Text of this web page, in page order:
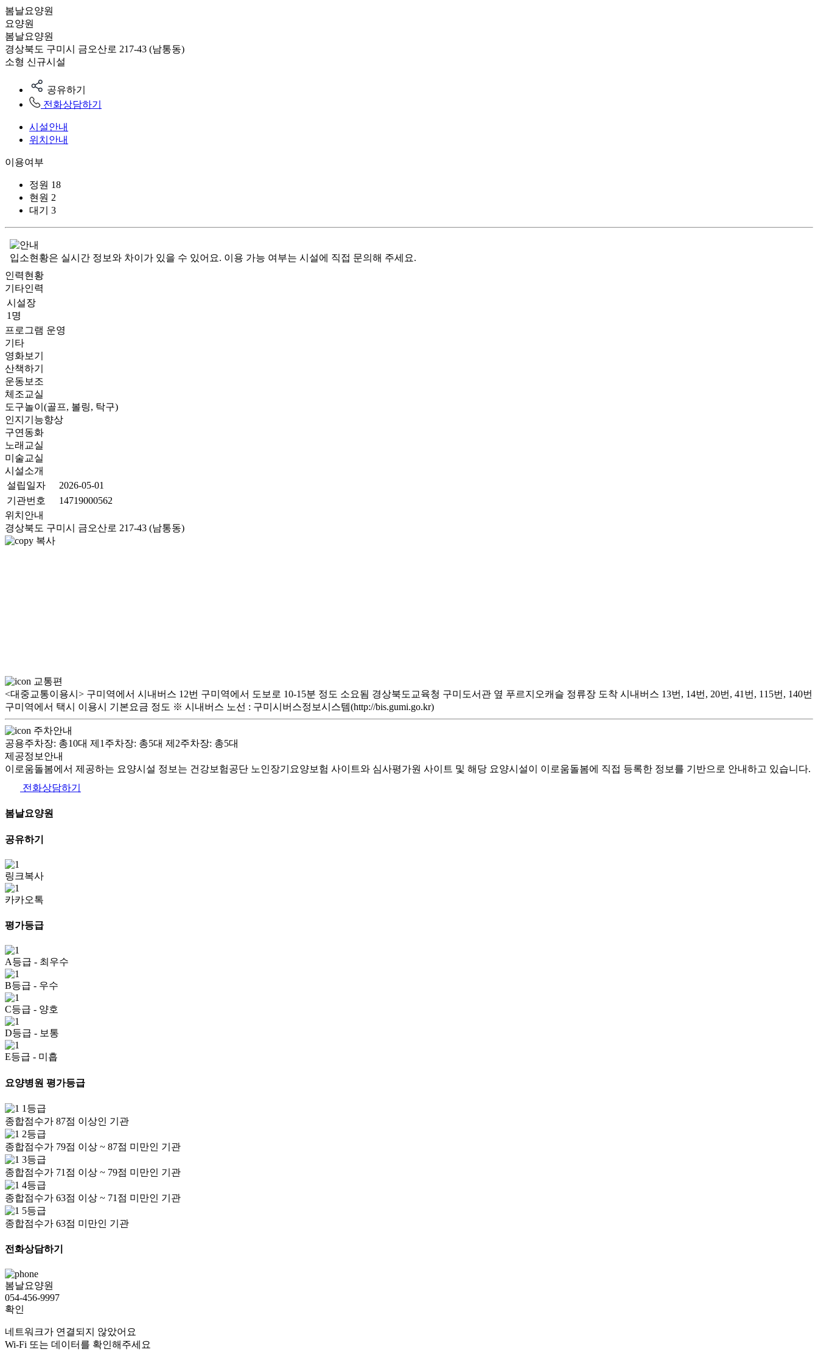
봄날요양원
요양원
봄날요양원
경상북도 구미시 금오산로 217-43 (남통동)
소형 신규시설
공유하기
전화상담하기
시설안내
위치안내
이용여부
정원 18
현원 2
대기
3
입소현황은 실시간 정보와 차이가 있을 수 있어요. 이용 가능 여부는 시설에 직접 문의해 주세요.
인력현황
기타인력
시설장
1명
프로그램 운영
기타
영화보기
산책하기
운동보조
체조교실
도구놀이(골프, 볼링, 탁구)
인지기능향상
구연동화
노래교실
미술교실
시설소개
설립일자
2026-05-01
기관번호
14719000562
위치안내
경상북도 구미시 금오산로 217-43 (남통동)
복사
교통편
<대중교통이용시> 구미역에서 시내버스 12번 구미역에서 도보로 10-15분 정도 소요됨 경상북도교육청 구미도서관 옆 푸르지오캐슬 정류장 도착 시내버스 13번, 14번, 20번, 41번, 115번, 140번
구미역에서 택시 이용시 기본요금 정도 ※ 시내버스 노선 : 구미시버스정보시스템(http://bis.gumi.go.kr)
주차안내
공용주차장: 총10대 제1주차장: 총5대 제2주차장: 총5대
제공정보안내
이로움돌봄에서 제공하는 요양시설 정보는 건강보험공단 노인장기요양보험 사이트와 심사평가원 사이트 및 해당 요양시설이 이로움돌봄에 직접 등록한 정보를 기반으로 안내하고 있습니다.
전화상담하기
봄날요양원
공유하기
링크복사
카카오톡
평가등급
A등급 - 최우수
B등급 - 우수
C등급 - 양호
D등급 - 보통
E등급 - 미흡
요양병원 평가등급
1등급
종합점수가 87점 이상인 기관
2등급
종합점수가 79점 이상 ~ 87점 미만인 기관
3등급
종합점수가 71점 이상 ~ 79점 미만인 기관
4등급
종합점수가 63점 이상 ~ 71점 미만인 기관
5등급
종합점수가 63점 미만인 기관
전화상담하기
봄날요양원
054-456-9997
확인
네트워크가 연결되지 않았어요
Wi-Fi 또는 데이터를 확인해주세요